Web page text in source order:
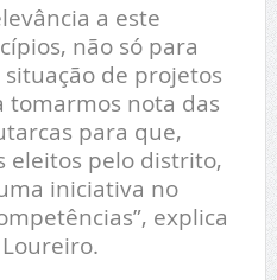
a este
não só para
de projetos
tomarmos nota das
para que,
eleitos pelo distrito,
iniciativa no
explica